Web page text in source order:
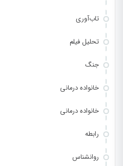
تاب‌آوری
تحلیل فیلم
جنگ
خانواده درمانی
خانواده درمانی
رابطه
روانشناس